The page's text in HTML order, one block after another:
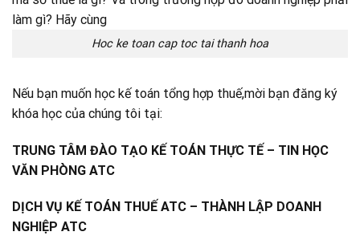
Hoc ke toan cap toc tai thanh hoa
Nếu bạn muốn học kế toán tổng hợp thuế,mời bạn đăng ký
khóa học của chúng tôi tại:
TRUNG TÂM ĐÀO TẠO KẾ TOÁN THỰC TẾ – TIN HỌC
VĂN PHÒNG ATC
DỊCH VỤ KẾ TOÁN THUẾ ATC – THÀNH LẬP DOANH
NGHIỆP ATC